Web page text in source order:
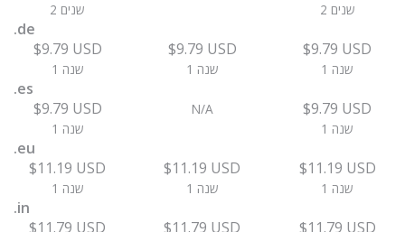
2 שנים 2 שנים
.de
$9.79 USD
1 שנה
$9.79 USD
1 שנה
$9.79 USD
1 שנה
.es
$9.79 USD
1 שנה
N/A $9.79 USD
1 שנה
.eu
$11.19 USD
1 שנה
$11.19 USD
1 שנה
$11.19 USD
1 שנה
.in
$11.79 USD
$11.79 USD $11.79 USD